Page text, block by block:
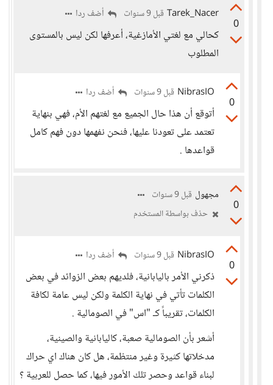
0
Tarek_Nacer قبل 9 سنوات أضف ردا
كحالي مع لغتي الأمازغية، أعرفها لكن ليس بالمستوى
المطلوب
0
NibrasIO قبل 9 سنوات أضف ردا
أتوقع أن هذا حال الجميع مع لغتهم الأم، فهي بنهاية
تعتمد على تعودنا عليها، فنحن نفهمها دون فهم كامل
قواعدها .
0
مجهول قبل 9 سنوات
حذف بواسطة المستخدم
0
NibrasIO قبل 9 سنوات أضف ردا
ذكرني الأمر باليابانية، فلديهم بعض الزوائد في بعض
الكلمات تأتي في نهاية الكلمة ولكن ليس عامة لكافة
الكلمات، تقريباً كـ "اس" في الصومالية .
أشعر بأن الصومالية صعبة، كاليابانية والصينية،
مدخلاتها كثيرة وغير منتظمة، هل كان هناك اي حراك
لبناء قواعد وحصر تلك الأمور فيها، كما حصل للعربية ؟